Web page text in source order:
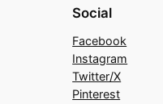
Social
Facebook
Instagram
Twitter/X
Pinterest